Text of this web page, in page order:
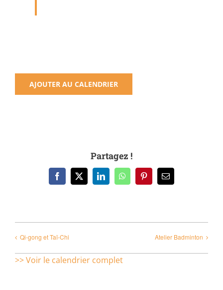
AJOUTER AU CALENDRIER
Partagez !
Facebook
X LinkedInWhatsAppPinterestEmail
Qi-gong et Taï-Chi Atelier Badminton
>> Voir le calendrier complet